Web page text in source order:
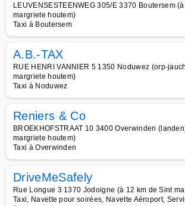
LEUVENSESTEENWEG 305/E 3370 Boutersem
margriete houtem)
Taxi à Boutersem
A.B.-TAX
RUE HENRI VANNIER 5 1350 Noduwez (orp-
margriete houtem)
Taxi à Noduwez
Reniers & Co
BROEKHOFSTRAAT 10 3400 Overwinden
margriete houtem)
Taxi à Overwinden
DriveMeSafely
Rue Longue 3 1370 Jodoigne (à 12 km de Sint
Taxi, Navette pour soirées, Navette Aéroport,